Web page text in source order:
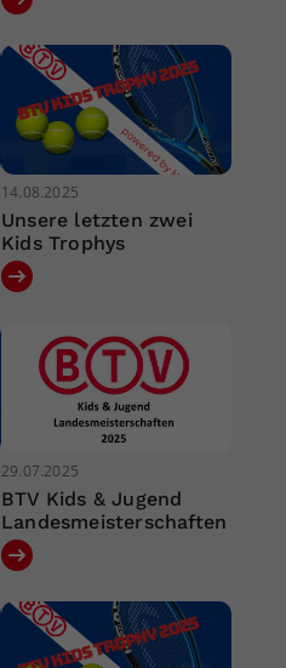
14.08.2025
Unsere letzten zwei
Kids Trophys
29.07.2025
BTV Kids & Jugend
Landesmeisterschaften